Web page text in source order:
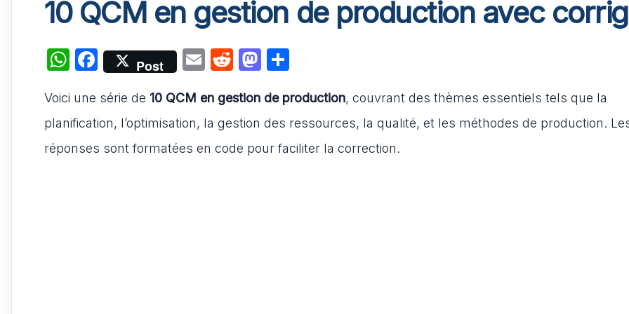
10 QCM en gestion de production avec
W
at
s
A
F
a
c
e
b
Post
E
ai
l
R
d
di
t
M
st
o
d
ta
g
er
Voici une série de 10 QCM en gestion de production, couvrant des thèmes essentiels tels que la
planification, l’optimisation, la gestion des ressources, la qualité, et les méthodes de production.
réponses sont formatées en code pour faciliter la correction.